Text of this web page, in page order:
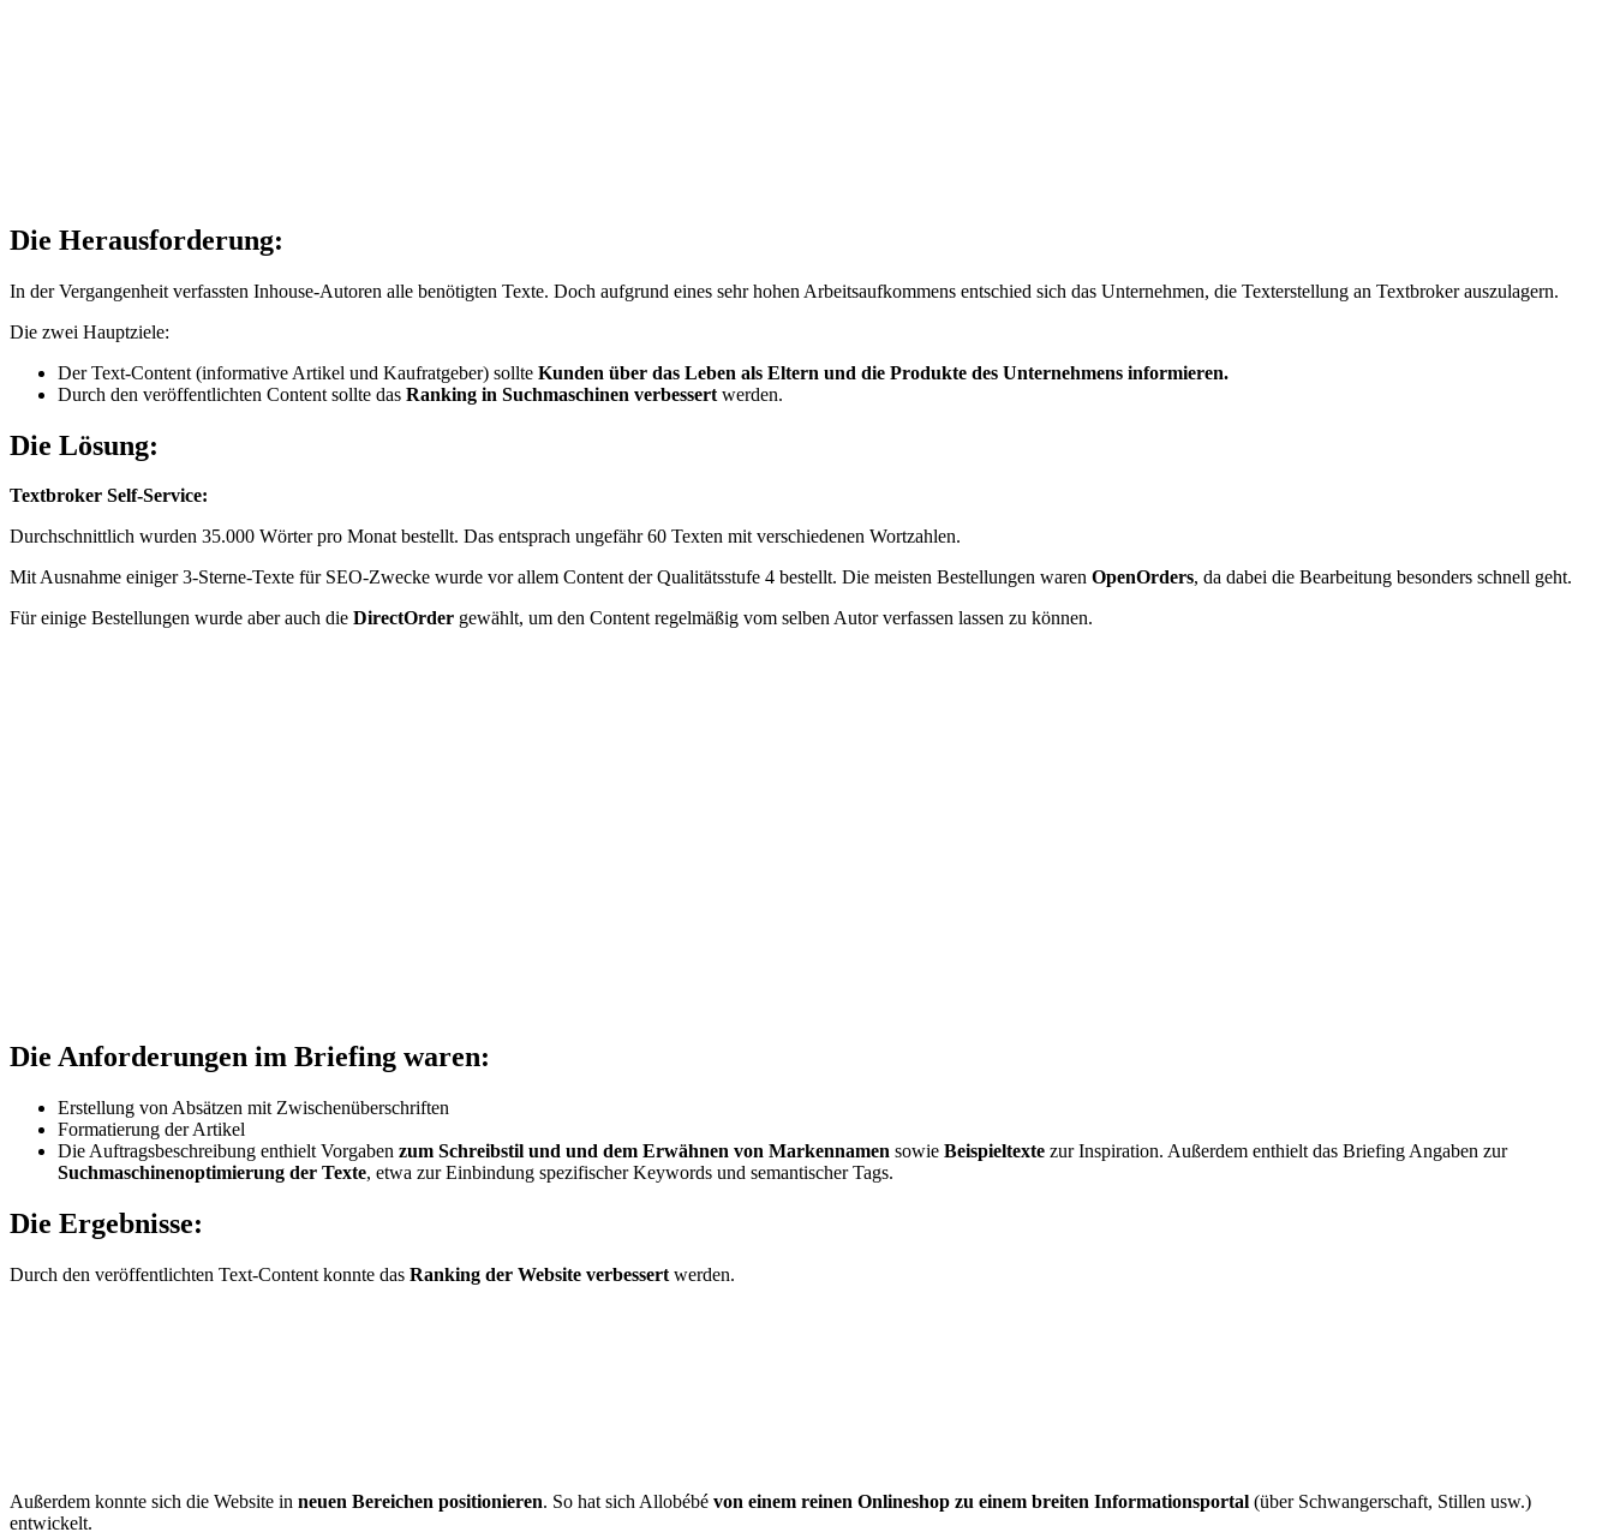
Die Herausforderung:
In der Vergangenheit verfassten Inhouse-Autoren alle benötigten Texte. Doch aufgrund eines sehr hohen Arbeitsaufkommens entschied sich das Unternehmen, die Texterstellung an Textbroker auszulagern.
Die zwei Hauptziele:
Der Text-Content (informative Artikel und Kaufratgeber) sollte Kunden über das Leben als Eltern und die Produkte des Unternehmens informieren.
Durch den veröffentlichten Content sollte das Ranking in Suchmaschinen verbessert werden.
Die Lösung:
Textbroker Self-Service:
Durchschnittlich wurden 35.000 Wörter pro Monat bestellt. Das entsprach ungefähr 60 Texten mit verschiedenen Wortzahlen.
Mit Ausnahme einiger 3-Sterne-Texte für SEO-Zwecke wurde vor allem Content der Qualitätsstufe 4 bestellt. Die meisten Bestellungen waren OpenOrders, da dabei die Bearbeitung besonders schnell geht.
Für einige Bestellungen wurde aber auch die DirectOrder gewählt, um den Content regelmäßig vom selben Autor verfassen lassen zu können.
Die Anforderungen im Briefing waren:
Erstellung von Absätzen mit Zwischenüberschriften
Formatierung der Artikel
Die Auftragsbeschreibung enthielt Vorgaben zum Schreibstil und und dem Erwähnen von Markennamen sowie Beispieltexte zur Inspiration. Außerdem enthielt das Briefing Angaben zur
Suchmaschinenoptimierung der Texte, etwa zur Einbindung spezifischer Keywords und semantischer Tags.
Die Ergebnisse:
Durch den veröffentlichten Text-Content konnte das Ranking der Website verbessert werden.
Außerdem konnte sich die Website in neuen Bereichen positionieren. So hat sich Allobébé von einem reinen Onlineshop zu einem breiten Informationsportal (über Schwangerschaft, Stillen usw.)
entwickelt.